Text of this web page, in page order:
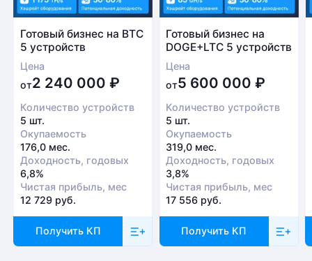
Готовый бизнес на BTC
5 устройств
Цена
от2 240 000 ₽
Количество устройств
5 шт.
Окупаемость
176,0 мес.
Доходность, годовых
6,8%
Чистая прибыль, мес
12 729 руб.
Получить КП
Готовый бизнес на
DOGE+LTC 5 устройств
Цена
от5 600 000₽
Количество устройств
5 шт.
Окупаемость
319,0 мес.
Доходность, годовых
3,8%
Чистая прибыль, мес
17 556 руб.
Получить КП